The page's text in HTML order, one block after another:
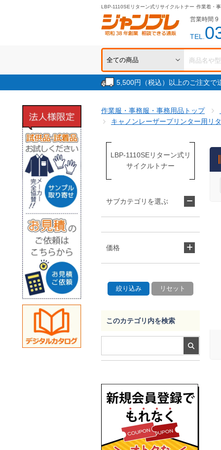
LBP-1110SEリターン式リサイクルトナー 作業着・
営業時間 9
TEL.
5,500円（税込）以上のご注文
作業服・事務服・事務用品トップ
キャノンレーザープリンター用リ
LBP-1110SEリターン式リ
サイクルトナー
サブカテゴリを選ぶ
価格
このカテゴリ内を検索